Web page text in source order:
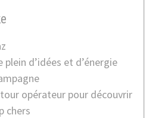
d’idées et d’énergie
opérateur pour découvrir
chers